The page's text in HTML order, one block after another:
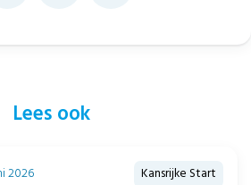
Lees ook
2026 Kansrijke Start